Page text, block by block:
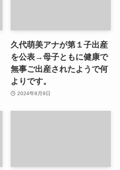
久代萌美アナが第１子出産
を公表→母子ともに健康で
無事ご出産されたようで何
よりです。
2024年8月9日